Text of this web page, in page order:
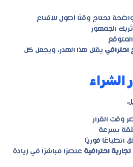
تحتاج وقتًا أطول للإقناع
الجمهور
احترافي يقلل هذا الهدر، ويجعل كل
الشراء
وقت القرار
بسرعة
انطباعًا فوريًا
احترافية عنصرًا مباشرًا في زيادة